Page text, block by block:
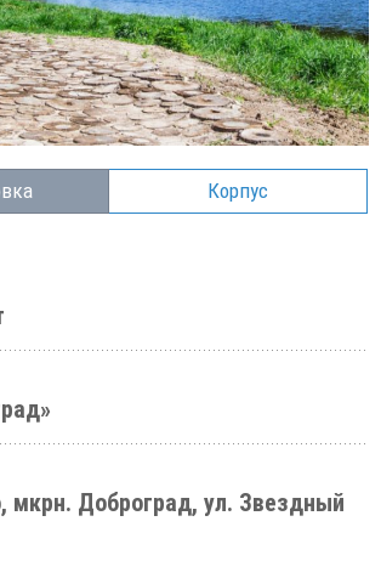
Корпус
мкрн. Доброград, ул. Звездный